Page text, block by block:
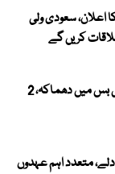
اعلان، سعودی ولی
کریں گے
دمشق کے نواحی علاقے جرمانہ میں منی بس میں دھماکہ، 2
متعدد اہم عہدوں